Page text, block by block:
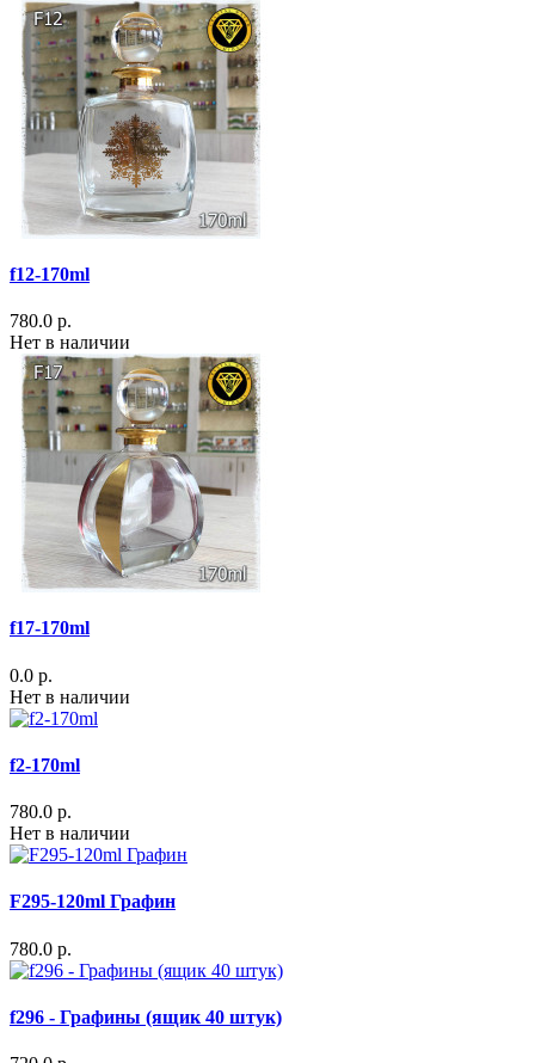
f12-170ml
780.0 р.
Нет в наличии
f17-170ml
0.0 р.
Нет в наличии
f2-170ml
780.0 р.
Нет в наличии
F295-120ml Графин
780.0 р.
f296 - Графины (ящик 40 штук)